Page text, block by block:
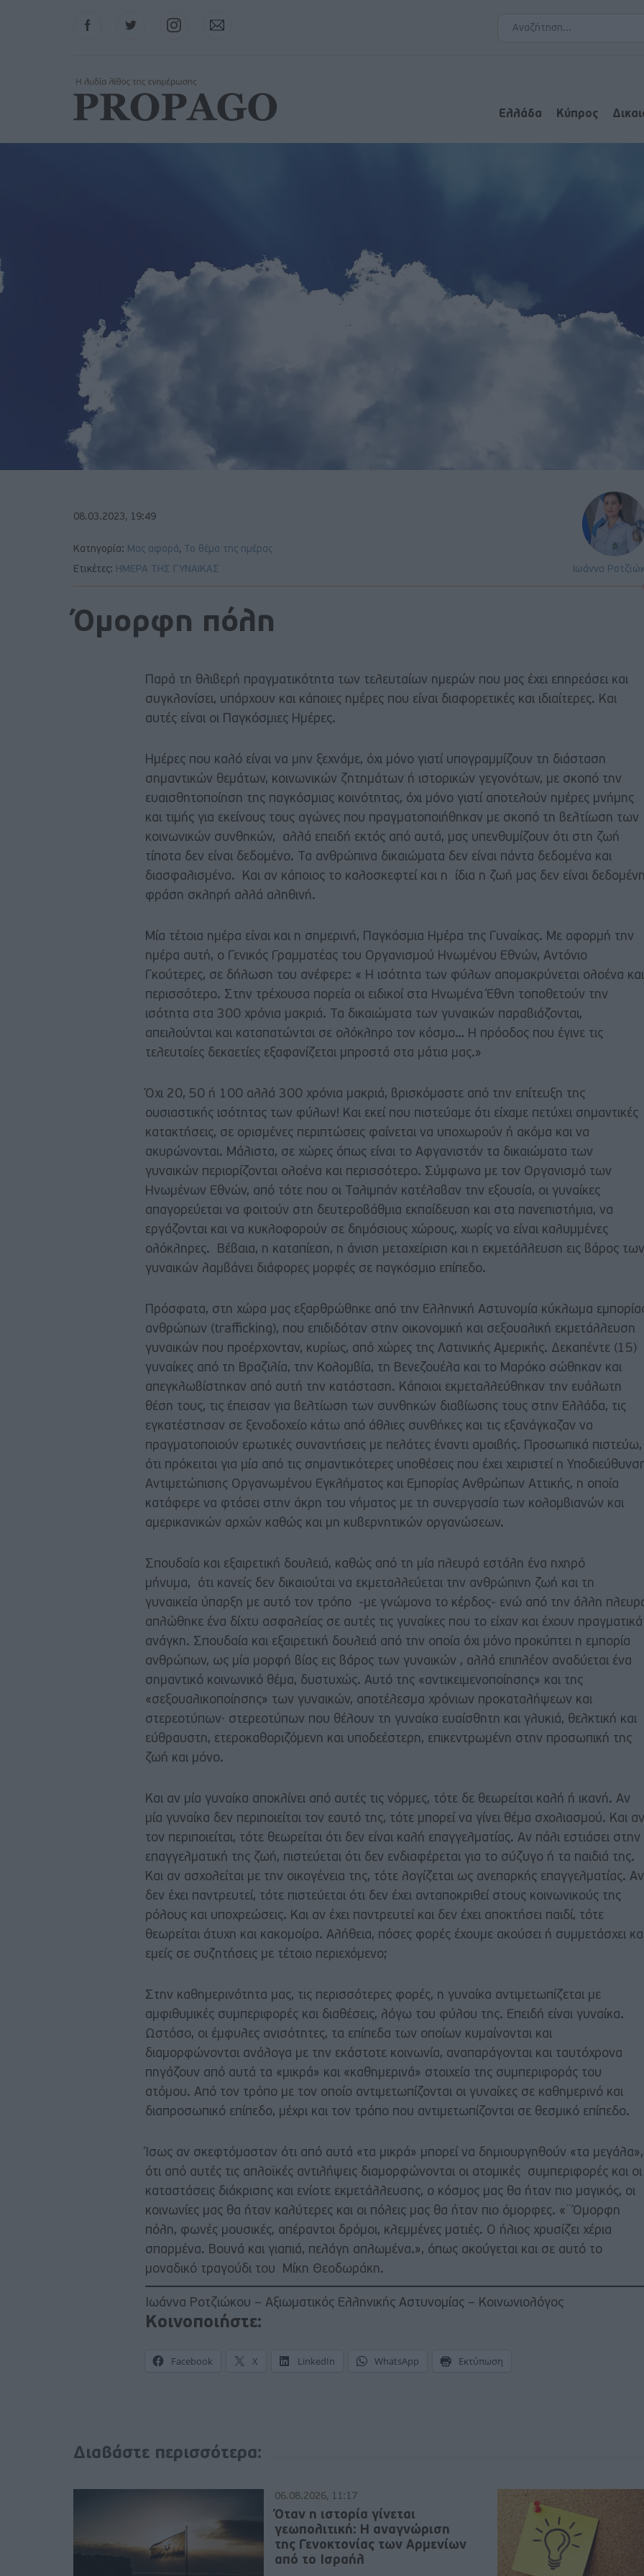
FacebookTwitter InstagramContact
Ελλάδα Κύπρος
08.03.2023, 19:49
Κατηγορία: Μας αφορά,
Το θέμα της ημέρας
Ετικέτες: ΗΜΕΡΑ ΤΗΣ ΓΥΝΑΙΚΑΣ Ιωάννα
Όμορφη πόλη
Παρά τη θλιβερή πραγματικότητα των τελευταίων ημερών που μας έχει επηρεάσει και
συγκλονίσει, υπάρχουν και κάποιες ημέρες που είναι διαφορετικές και ιδιαίτερες. Και
αυτές είναι οι Παγκόσμιες Ημέρες.
Ημέρες που καλό είναι να μην ξεχνάμε, όχι μόνο γιατί υπογραμμίζουν τη διάσταση
σημαντικών θεμάτων, κοινωνικών ζητημάτων ή ιστορικών γεγονότων, με σκοπό την
ευαισθητοποίηση της παγκόσμιας κοινότητας, όχι μόνο γιατί αποτελούν ημέρες μνήμης
και τιμής για εκείνους τους αγώνες που πραγματοποιήθηκαν με σκοπό τη βελτίωση των
κοινωνικών συνθηκών, αλλά επειδή εκτός από αυτά, μας υπενθυμίζουν ότι στη ζωή
τίποτα δεν είναι δεδομένο. Τα ανθρώπινα δικαιώματα δεν είναι πάντα δεδομένα και
διασφαλισμένα. Και αν κάποιος το καλοσκεφτεί και η ίδια η ζωή μας δεν είναι
φράση σκληρή αλλά αληθινή.
Μία τέτοια ημέρα είναι και η σημερινή, Παγκόσμια Ημέρα της Γυναίκας. Με αφορμή την
ημέρα αυτή, ο Γενικός Γραμματέας του Οργανισμού Ηνωμένου Εθνών, Αντόνιο
Γκούτερες, σε δήλωση του ανέφερε: « Η ισότητα των φύλων απομακρύνεται ολοένα και
περισσότερο. Στην τρέχουσα πορεία οι ειδικοί στα Ηνωμένα Έθνη τοποθετούν την
ισότητα στα 300 χρόνια μακριά. Τα δικαιώματα των γυναικών παραβιάζονται,
απειλούνται και καταπατώνται σε ολόκληρο τον κόσμο… Η πρόοδος που έγινε τις
τελευταίες δεκαετίες εξαφανίζεται μπροστά στα μάτια μας.»
Όχι 20, 50 ή 100 αλλά 300 χρόνια μακριά, βρισκόμαστε από την επίτευξη της
ουσιαστικής ισότητας των φύλων! Και εκεί που πιστεύαμε ότι είχαμε πετύχει σημαντικές
κατακτήσεις, σε ορισμένες περιπτώσεις φαίνεται να υποχωρούν ή ακόμα και να
ακυρώνονται. Μάλιστα, σε χώρες όπως είναι το Αφγανιστάν τα δικαιώματα των
γυναικών περιορίζονται ολοένα και περισσότερο. Σύμφωνα με τον Οργανισμό των
Ηνωμένων Εθνών, από τότε που οι Ταλιμπάν κατέλαβαν την εξουσία, οι γυναίκες
απαγορεύεται να φοιτούν στη δευτεροβάθμια εκπαίδευση και στα πανεπιστήμια, να
εργάζονται και να κυκλοφορούν σε δημόσιους χώρους, χωρίς να είναι καλυμμένες
ολόκληρες. Βέβαια, η καταπίεση, η άνιση μεταχείριση και η εκμετάλλευση εις βάρος των
γυναικών λαμβάνει διάφορες μορφές σε παγκόσμιο επίπεδο.
Πρόσφατα, στη χώρα μας εξαρθρώθηκε από την Ελληνική Αστυνομία κύκλωμα
ανθρώπων (trafficking), που επιδιδόταν στην οικονομική και σεξουαλική εκμετάλλευση
γυναικών που προέρχονταν, κυρίως, από χώρες της Λατινικής Αμερικής. Δεκαπέντε (15)
γυναίκες από τη Βραζιλία, την Κολομβία, τη Βενεζουέλα και το Μαρόκο σώθηκαν και
απεγκλωβίστηκαν από αυτή την κατάσταση. Κάποιοι εκμεταλλεύθηκαν την ευάλωτη
θέση τους, τις έπεισαν για βελτίωση των συνθηκών διαβίωσης τους στην Ελλάδα, τις
εγκατέστησαν σε ξενοδοχείο κάτω από άθλιες συνθήκες και τις εξανάγκαζαν να
πραγματοποιούν ερωτικές συναντήσεις με πελάτες έναντι αμοιβής. Προσωπικά πιστεύω,
ότι πρόκειται για μία από τις σημαντικότερες υποθέσεις που έχει χειριστεί η
Αντιμετώπισης Οργανωμένου Εγκλήματος και Εμπορίας Ανθρώπων Αττικής, η οποία
κατάφερε να φτάσει στην άκρη του νήματος με τη συνεργασία των κολομβιανών και
αμερικανικών αρχών καθώς και μη κυβερνητικών οργανώσεων.
Σπουδαία και εξαιρετική δουλειά, καθώς από τη μία πλευρά εστάλη ένα ηχηρό
μήνυμα, ότι κανείς δεν δικαιούται να εκμεταλλεύεται την ανθρώπινη ζωή και τη
γυναικεία ύπαρξη με αυτό τον τρόπο -με γνώμονα το κέρδος- ενώ από την άλλη
απλώθηκε ένα δίχτυ ασφαλείας σε αυτές τις γυναίκες που το είχαν και έχουν πραγματικά
ανάγκη. Σπουδαία και εξαιρετική δουλειά από την οποία όχι μόνο προκύπτει η εμπορία
ανθρώπων, ως μία μορφή βίας εις βάρος των γυναικών , αλλά επιπλέον αναδύεται ένα
σημαντικό κοινωνικό θέμα, δυστυχώς. Αυτό της «αντικειμενοποίησης» και της
«σεξουαλικοποίησης» των γυναικών, αποτέλεσμα χρόνιων προκαταλήψεων και
στερεοτύπων∙ στερεοτύπων που θέλουν τη γυναίκα ευαίσθητη και γλυκιά, θελκτική και
εύθραυστη, ετεροκαθοριζόμενη και υποδεέστερη, επικεντρωμένη στην προσωπική της
ζωή και μόνο.
Και αν μία γυναίκα αποκλίνει από αυτές τις νόρμες, τότε δε θεωρείται καλή ή ικανή. Αν
μία γυναίκα δεν περιποιείται τον εαυτό της, τότε μπορεί να γίνει θέμα σχολιασμού. Και αν
τον περιποιείται, τότε θεωρείται ότι δεν είναι καλή επαγγελματίας. Αν πάλι εστιάσει στην
επαγγελματική της ζωή, πιστεύεται ότι δεν ενδιαφέρεται για το σύζυγο ή τα παιδιά της.
Και αν ασχολείται με την οικογένεια της, τότε λογίζεται ως ανεπαρκής επαγγελματίας. Αν
δεν έχει παντρευτεί, τότε πιστεύεται ότι δεν έχει ανταποκριθεί στους κοινωνικούς της
ρόλους και υποχρεώσεις. Και αν έχει παντρευτεί και δεν έχει αποκτήσει παιδί, τότε
θεωρείται άτυχη και κακομοίρα. Αλήθεια, πόσες φορές έχουμε ακούσει ή συμμετάσχει
εμείς σε συζητήσεις με τέτοιο περιεχόμενο;
Στην καθημερινότητα μας, τις περισσότερες φορές, η γυναίκα αντιμετωπίζεται με
αμφιθυμικές συμπεριφορές και διαθέσεις, λόγω του φύλου της. Επειδή είναι γυναίκα.
Ωστόσο, οι έμφυλες ανισότητες, τα επίπεδα των οποίων κυμαίνονται και
διαμορφώνονται ανάλογα με την εκάστοτε κοινωνία, αναπαράγονται και ταυτόχρονα
πηγάζουν από αυτά τα «μικρά» και «καθημερινά» στοιχεία της συμπεριφοράς του
ατόμου. Από τον τρόπο με τον οποίο αντιμετωπίζονται οι γυναίκες σε καθημερινό και
διαπροσωπικό επίπεδο, μέχρι και τον τρόπο που αντιμετωπίζονται σε θεσμικό επίπεδο.
Ίσως αν σκεφτόμασταν ότι από αυτά «τα μικρά» μπορεί να δημιουργηθούν «τα μεγάλα»,
ότι από αυτές τις απλοϊκές αντιλήψεις διαμορφώνονται οι ατομικές συμπεριφορές και οι
καταστάσεις διάκρισης και ενίοτε εκμετάλλευσης, ο κόσμος μας θα ήταν πιο μαγικός, οι
κοινωνίες μας θα ήταν καλύτερες και οι πόλεις μας θα ήταν πιο όμορφες. «¨Όμορφη
πόλη, φωνές μουσικές, απέραντοι δρόμοι, κλεμμένες ματιές. Ο ήλιος χρυσίζει χέρια
σπαρμένα. Βουνά και γιαπιά, πελάγη απλωμένα.», όπως ακούγεται και σε αυτό το
μοναδικό τραγούδι του Μίκη Θεοδωράκη.
Ιωάννα Ροτζιώκου – Αξιωματικός Ελληνικής Αστυνομίας – Κοινωνιολόγος
Κοινοποιήστε:
Facebook X LinkedIn WhatsApp Εκτύπωση
Διαβάστε περισσότερα:
06.08.2026, 11:17
Όταν η ιστορία γίνεται
γεωπολιτική: Η αναγνώριση
της Γενοκτονίας των Αρμενίων
από το Ισραήλ